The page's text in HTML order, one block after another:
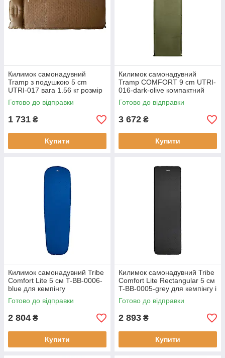
Килимок самонадувний
Tramp з подушкою 5 cm
UTRI-017 вага 1.56 кг розмір
185х55х5 см колір сірий
матеріал поліестер
Готово до відправки
1 731 ₴
Купити
Килимок самонадувний
Tramp COMFORT 9 cm UTRI-
016-dark-olive компактний
для кемпінгу товщина 9 см
легкий новий
Готово до відправки
3 672 ₴
Купити
Килимок самонадувний Tribe
Comfort Lite 5 см T-BB-0006-
blue для кемпінгу
двоспальний
водоотталкивающий
Готово до відправки
2 804 ₴
Купити
Килимок самонадувний Tribe
Comfort Lite Rectangular 5 см
T-BB-0005-grey для кемпінгу і
відпочинку товщина 5 см
Готово до відправки
2 893 ₴
Купити